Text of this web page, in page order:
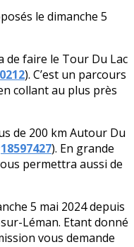
le dimanche 5
faire le Tour Du Lac
). C’est un parcours
collant au plus près
de 200 km Autour Du
18597427). En grande
permettra aussi de
5 mai 2024 depuis
Léman. Etant donné
vous demande